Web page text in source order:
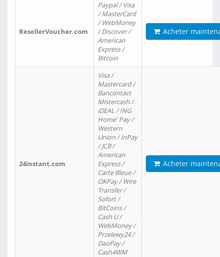
ResellerVoucher.com
Paypal / Visa
/ MasterCard
/ WebMoney
/ Discover /
American
Express /
Bitcoin
Acheter
24instant.com
Visa /
Mastercard /
Bancontact
Mistercash /
iDEAL / ING
Home' Pay /
Western
Union / InPay
/ JCB /
American
Express /
Carte Bleue /
OKPay / Wire
Transfer /
Sofort /
BitCoins /
Cash U /
WebMoney /
Przelewy24 /
DaoPay /
Cash4WM
Acheter